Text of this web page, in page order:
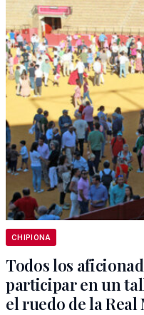
CHIPIONA
Todos los
participar en un
el ruedo de la Real